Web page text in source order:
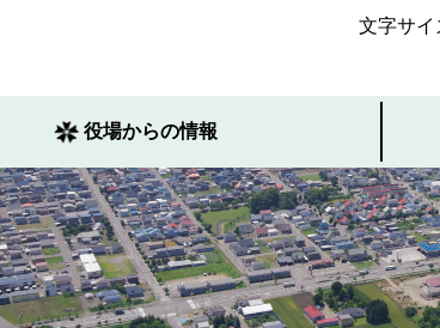
文字サイ
役場からの情報